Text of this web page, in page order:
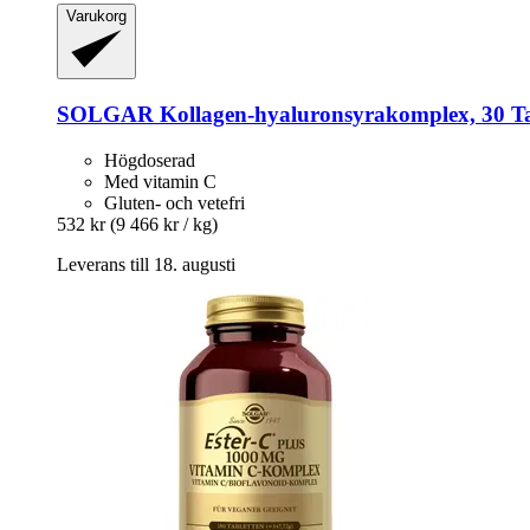
Varukorg
SOLGAR Kollagen-​hyaluronsyrakomplex, 30
Högdoserad
Med vitamin C
Gluten- och vetefri
532 kr (9 466 kr / kg)
Leverans till 18. augusti